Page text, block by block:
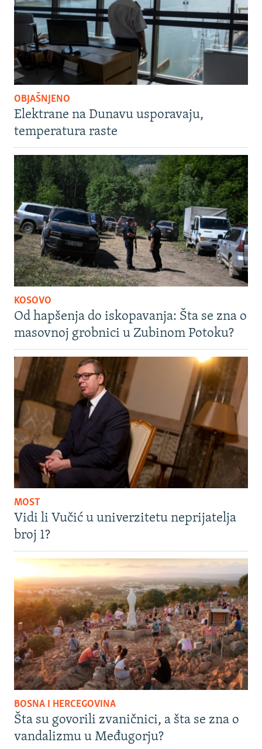
OBJAŠNJENO
Elektrane na Dunavu usporavaju,
temperatura raste
KOSOVO
Od hapšenja do iskopavanja: Šta se zna o
masovnoj grobnici u Zubinom Potoku?
MOST
Vidi li Vučić u univerzitetu neprijatelja
broj 1?
BOSNA I HERCEGOVINA
Šta su govorili zvaničnici, a šta se zna o
vandalizmu u Međugorju?